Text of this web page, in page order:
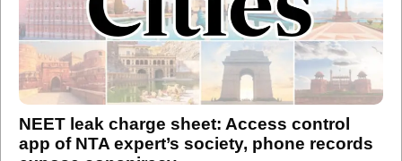
NEET leak charge sheet: Access control
app of NTA expert’s society, phone records